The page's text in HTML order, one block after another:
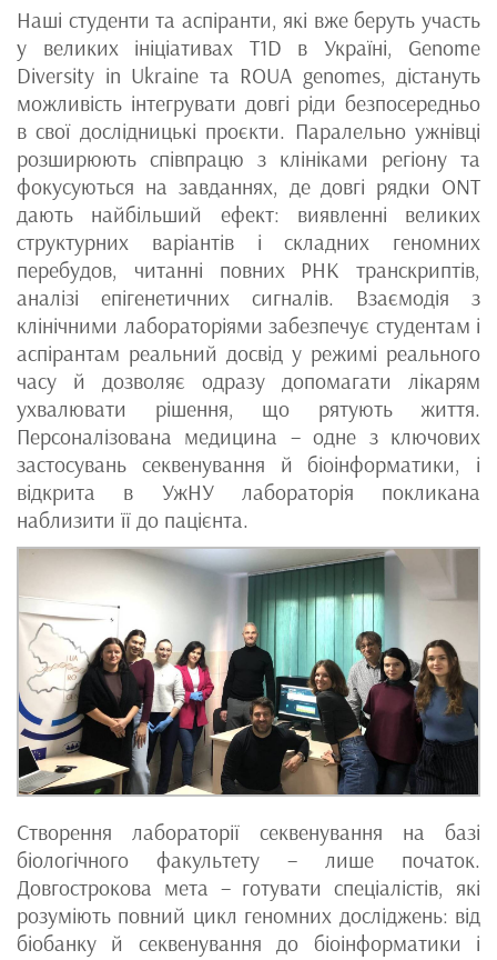
Наші студенти та аспіранти, які вже беруть участь
у великих ініціативах T1D в Україні, Genome
Diversity in Ukraine та ROUA genomes, дістануть
можливість інтегрувати довгі ріди безпосередньо
в свої дослідницькі проєкти. Паралельно ужнівці
розширюють співпрацю з клініками регіону та
фокусуються на завданнях, де довгі рядки ONT
дають найбільший ефект: виявленні великих
структурних варіантів і складних геномних
перебудов, читанні повних РНК транскриптів,
аналізі епігенетичних сигналів. Взаємодія з
клінічними лабораторіями забезпечує студентам і
аспірантам реальний досвід у режимі реального
часу й дозволяє одразу допомагати лікарям
ухвалювати рішення, що рятують життя.
Персоналізована медицина – одне з ключових
застосувань секвенування й біоінформатики, і
відкрита в УжНУ лабораторія покликана
наблизити її до пацієнта.
Створення лабораторії секвенування на базі
біологічного факультету – лише початок.
Довгострокова мета – готувати спеціалістів, які
розуміють повний цикл геномних досліджень: від
біобанку й секвенування до біоінформатики і